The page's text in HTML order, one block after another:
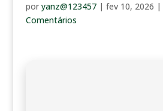
por yanz@123457| fev 10, 2026 |
Comentários